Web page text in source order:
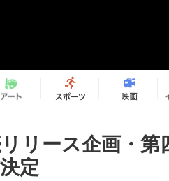
リース企画・第
定